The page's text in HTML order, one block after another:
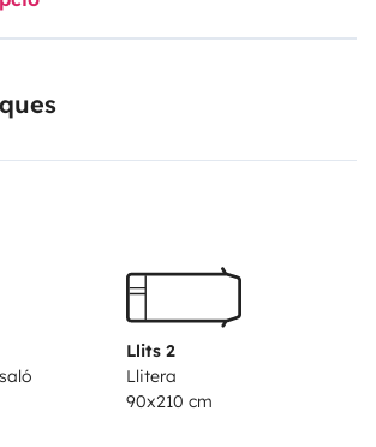
marcado e acordar no meio da
e muito confortável, estas são
uma fantástica viagem até 5
KIT de roupas (banho e cama),
não hesite em contactar-me.
and take care ofPopicas Holidays
Llits 2
Llitera
90x210 cm